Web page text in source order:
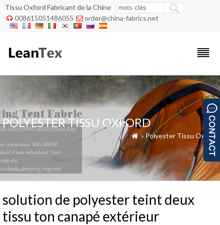
Tissu Oxford Fabricant de la Chine
 008615051486055  order@china-fabrics.net
POLYESTER TISSU OXFORD
 » Polyester Tissu Oxford
solution de polyester teint deux
tissu ton canapé extérieur